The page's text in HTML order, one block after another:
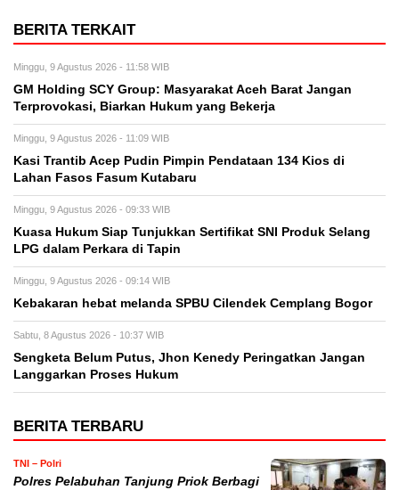
BERITA TERKAIT
Minggu, 9 Agustus 2026 - 11:58 WIB
GM Holding SCY Group: Masyarakat Aceh Barat Jangan
Terprovokasi, Biarkan Hukum yang Bekerja
Minggu, 9 Agustus 2026 - 11:09 WIB
Kasi Trantib Acep Pudin Pimpin Pendataan 134 Kios di
Lahan Fasos Fasum Kutabaru
Minggu, 9 Agustus 2026 - 09:33 WIB
Kuasa Hukum Siap Tunjukkan Sertifikat SNI Produk Selang
LPG dalam Perkara di Tapin
Minggu, 9 Agustus 2026 - 09:14 WIB
Kebakaran hebat melanda SPBU Cilendek Cemplang Bogor
Sabtu, 8 Agustus 2026 - 10:37 WIB
Sengketa Belum Putus, Jhon Kenedy Peringatkan Jangan
Langgarkan Proses Hukum
BERITA TERBARU
TNI – Polri
Polres Pelabuhan Tanjung Priok Berbagi